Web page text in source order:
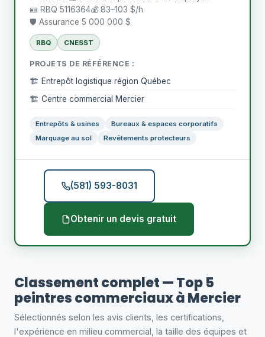
🪪 RBQ 5116364💰 83–103 $/h
🛡️ Assurance 5 000 000 $
RBQ CNESST
PROJETS DE RÉFÉRENCE :
🏗️ Entrepôt logistique région Québec
🏗️ Centre commercial Mercier
Entrepôts & usines
Bureaux & espaces corporatifs
Marquage au sol
Revêtements protecteurs
(581) 593-8031
Obtenir un devis gratuit
Classement complet — Top 5
peintres commerciaux à Mercier
Sélectionnés selon les avis clients, les certifications,
l'expérience en milieu commercial, la taille des équipes et